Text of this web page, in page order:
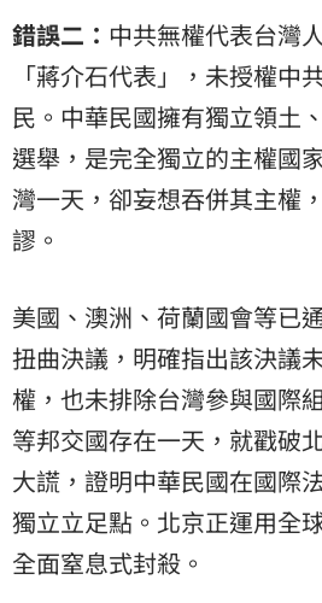
錯誤二： 中共無權代表台灣
「蔣介石代表」，未授權中
民。中華民國擁有獨立領土
選舉，是完全獨立的主權國
灣一天，卻妄想吞併其主權
謬。
美國、澳洲、荷蘭國會等已
扭曲決議，明確指出該決議
權，也未排除台灣參與國際
等邦交國存在一天，就戳破
大謊，證明中華民國在國際
獨立立足點。北京正運用全
全面窒息式封殺。